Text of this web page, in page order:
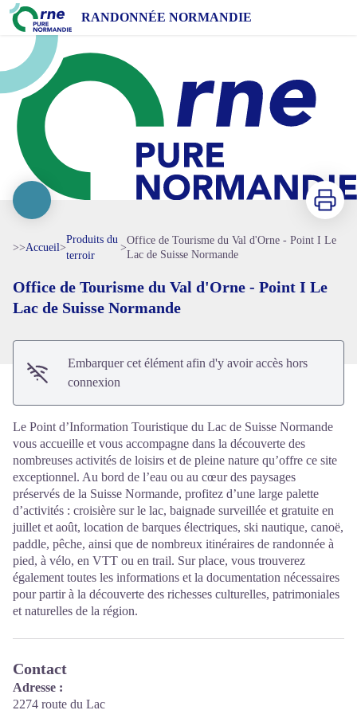
RANDONNÉE NORMANDIE
Voir l'image en plein écran
Imprimer
>>Accueil>
Produits du
terroir
>
Office de Tourisme du Val d'Orne - Point I Le
Lac de Suisse Normande
Office de Tourisme du Val d'Orne - Point I Le
Lac de Suisse Normande
Embarquer cet élément afin d'y avoir accès hors
connexion
Le Point d’Information Touristique du Lac de Suisse Normande
vous accueille et vous accompagne dans la découverte des
nombreuses activités de loisirs et de pleine nature qu’offre ce site
exceptionnel. Au bord de l’eau ou au cœur des paysages
préservés de la Suisse Normande, profitez d’une large palette
d’activités : croisière sur le lac, baignade surveillée et gratuite en
juillet et août, location de barques électriques, ski nautique, canoë,
paddle, pêche, ainsi que de nombreux itinéraires de randonnée à
pied, à vélo, en VTT ou en trail. Sur place, vous trouverez
également toutes les informations et la documentation nécessaires
pour partir à la découverte des richesses culturelles, patrimoniales
et naturelles de la région.
Contact
Adresse :
2274 route du Lac